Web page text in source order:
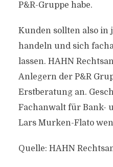
P&R-Gruppe habe.
Kunden sollten also in
handeln und sich
lassen. HAHN
Anlegern der P&R
Erstberatung an.
Fachanwalt für Bank-
Lars Murken-Flato
Quelle: HAHN